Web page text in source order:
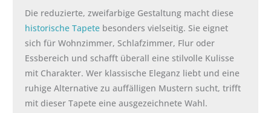
Die reduzierte, zweifarbige Gestaltung macht diese
historische Tapete besonders vielseitig. Sie eignet
sich für Wohnzimmer, Schlafzimmer, Flur oder
Essbereich und schafft überall eine stilvolle Kulisse
mit Charakter. Wer klassische Eleganz liebt und eine
ruhige Alternative zu auffälligen Mustern sucht, trifft
mit dieser Tapete eine ausgezeichnete Wahl.